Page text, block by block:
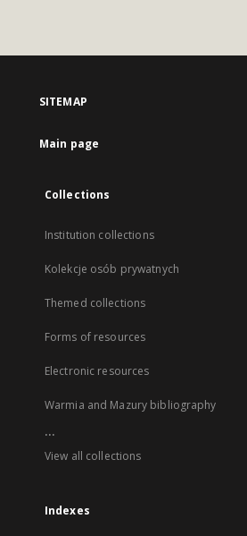
SITEMAP
Main page
Collections
Institution collections
Kolekcje osób prywatnych
Themed collections
Forms of resources
Electronic resources
Warmia and Mazury bibliography
...
View all collections
Indexes